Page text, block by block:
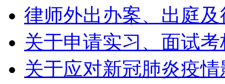
律师外出办案、出庭
关于申请实习、面试
关于应对新冠肺炎疫